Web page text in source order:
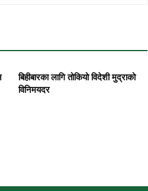
बिहीबारका लागि तोकियो विदेशी मुद्राको
विनिमयदर